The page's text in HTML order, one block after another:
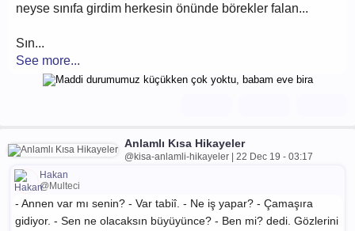
neyse sınıfa girdim herkesin önünde börekler falan...
Sın...
See more...
Anlamlı Kısa Hikayeler
@kisa-anlamli-hikayeler | 22 Dec 19 - 03:17
Hakan
@Multeci
- Annen var mı senin? - Var tabiî. - Ne iş yapar? - Çamaşıra
gidiyor. - Sen ne olacaksın büyüyünce? - Ben mi? dedi. Gözlerini